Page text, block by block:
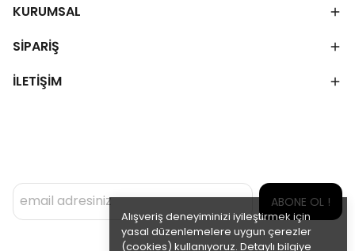
Alışveriş deneyiminizi iyileştirmek için
yasal düzenlemelere uygun çerezler
(cookies) kullanıyoruz. Detaylı bilgiye
KURUMSAL
SİPARİŞ
İLETİŞİM
ABONE OL !